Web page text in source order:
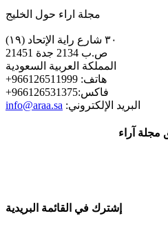
مجلة اراء حول الخليج
٣٠ شارع راية الإتحاد (١٩)
ص.ب 2134 جدة 21451
المملكة العربية السعودية
+هاتف: 966126511999
+فاكس:966126531375
info@araa.sa :البريد الإلكتروني
مجلة آراء
إشترك في القائمة البريدية